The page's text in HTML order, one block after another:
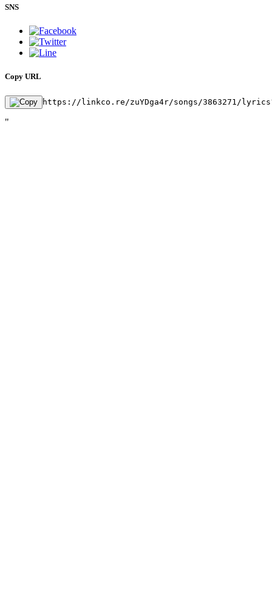
SNS
Copy URL
https://linkco.re/zuYDga4r/songs/3863271/
"